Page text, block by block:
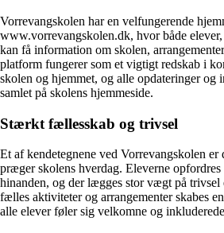
Vorrevangskolen har en velfungerende
www.vorrevangskolen.dk, hvor både
kan få information om skolen,
platform fungerer som et vigtigt redskab i
skolen og hjemmet, og alle opdateringer og
samlet på skolens hjemmeside.
Stærkt fællesskab og trivsel
Et af kendetegnene ved Vorrevangskolen
præger skolens hverdag. Eleverne opfordres
hinanden, og der lægges stor vægt på trivsel
fælles aktiviteter og arrangementer skabes
alle elever føler sig velkomne og